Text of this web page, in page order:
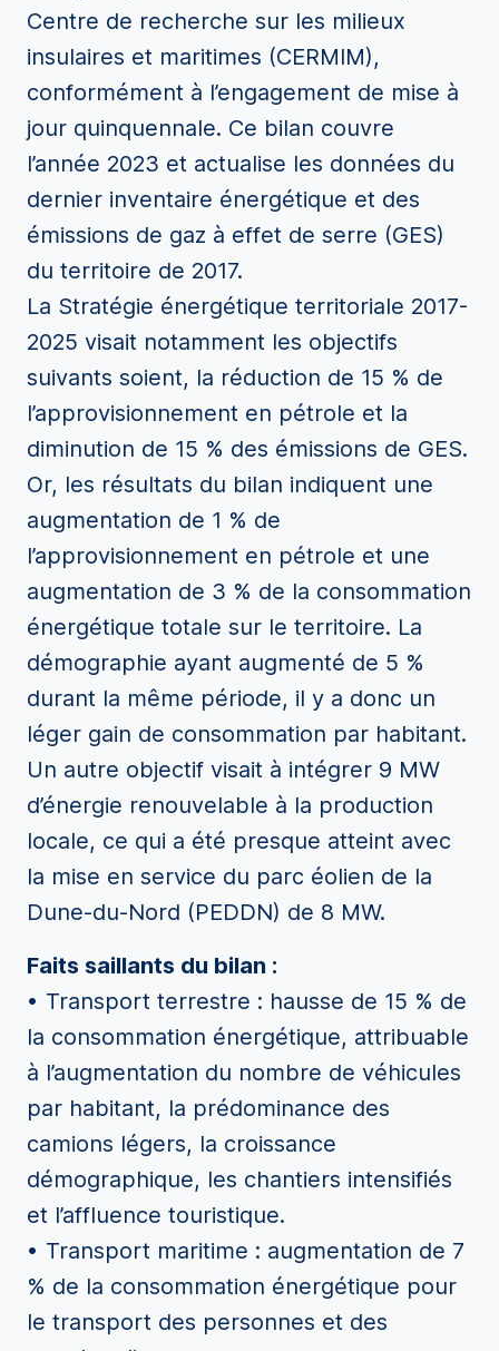
Centre de recherche sur les milieux
insulaires et maritimes (CERMIM),
conformément à l’engagement de mise à
jour quinquennale. Ce bilan couvre
l’année 2023 et actualise les données du
dernier inventaire énergétique et des
émissions de gaz à effet de serre (GES)
du territoire de 2017.
La Stratégie énergétique territoriale 2017-
2025 visait notamment les objectifs
suivants soient, la réduction de 15 % de
l’approvisionnement en pétrole et la
diminution de 15 % des émissions de GES.
Or, les résultats du bilan indiquent une
augmentation de 1 % de
l’approvisionnement en pétrole et une
augmentation de 3 % de la consommation
énergétique totale sur le territoire. La
démographie ayant augmenté de 5 %
durant la même période, il y a donc un
léger gain de consommation par habitant.
Un autre objectif visait à intégrer 9 MW
d’énergie renouvelable à la production
locale, ce qui a été presque atteint avec
la mise en service du parc éolien de la
Dune-du-Nord (PEDDN) de 8 MW.
Faits saillants du bilan :
• Transport terrestre : hausse de 15 % de
la consommation énergétique, attribuable
à l’augmentation du nombre de véhicules
par habitant, la prédominance des
camions légers, la croissance
démographique, les chantiers intensifiés
et l’affluence touristique.
• Transport maritime : augmentation de 7
% de la consommation énergétique pour
le transport des personnes et des